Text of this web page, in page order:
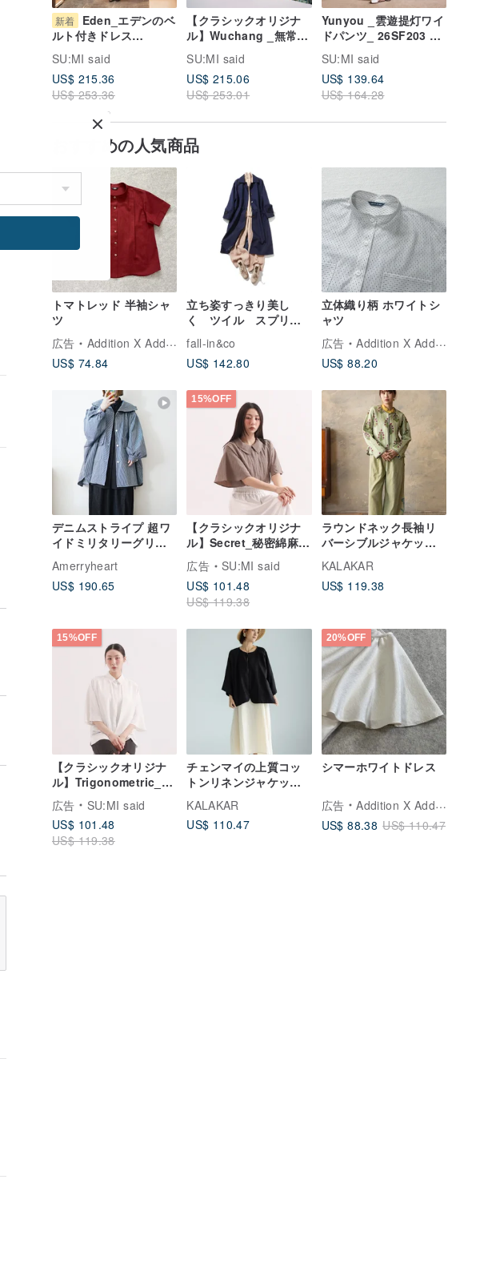
新着
Eden_エデンのベ
ルト付きドレス
_26SF107_カーキ
SU:MI said
US$ 215.36
US$ 253.36
【クラシックオリジナ
ル】Wuchang _無常・
しわ長洋装_ CLD 026
_湖水緑
SU:MI said
US$ 215.06
US$ 253.01
Yunyou _雲遊提灯ワイ
ドパンツ_ 26SF203 _
浅藍
SU:MI said
US$ 139.64
US$ 164.28
おすすめの人気商品
トマトレッド 半袖シャ
ツ
広告
Addition X Addition
US$ 74.84
立ち姿すっきり美し
く ツイル スプリン
グワークコート ロン
グコート 裏地付き
紺色 230205-3
fall-in&co
US$ 142.80
立体織り柄 ホワイトシ
ャツ
広告
Addition X Addition
US$ 88.20
デニムストライプ 超ワ
イドミリタリーグリー
ン フード付きバルーン
スリーブジャケット
Amerryheart
US$ 190.65
15%OFF
【クラシックオリジナ
ル】Secret_秘密綿麻シ
ャツ_CLT005_リネング
レー
広告
SU:MI said
US$ 101.48
US$ 119.38
ラウンドネック長袖リ
バーシブルジャケット_
ストライプ花柄
KALAKAR
US$ 119.38
15%OFF
【クラシックオリジナ
ル】Trigonometric_オ
ープンバックシャツ
_CLT001_白
広告
SU:MI said
US$ 101.48
US$ 119.38
チェンマイの上質コッ
トンリネンジャケット_
KALAKAR
US$ 110.47
20%OFF
シマーホワイトドレス
広告
Addition X Addition
US$ 88.38 US$ 110.47